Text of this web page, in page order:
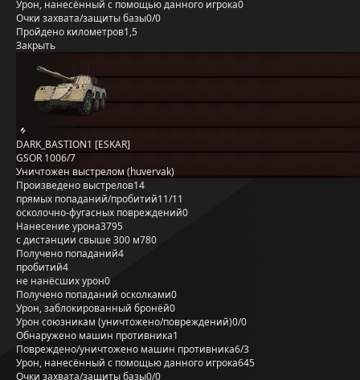
Урон, нанесённый с помощью данного игрока0
Очки захвата/защиты базы0/0
Пройдено километров1,5
Закрыть
DARK_BASTION1 [ESKAR]
GSOR 1006/7
Уничтожен выстрелом (huvervak)
Произведено выстрелов14
прямых попаданий/пробитий11/11
осколочно-фугасных повреждений0
Нанесение урона3795
с дистанции свыше 300 м780
Получено попаданий4
пробитий4
не нанёсших урон0
Получено попаданий осколками0
Урон, заблокированный бронёй0
Урон союзникам (уничтожено/повреждений)0/0
Обнаружено машин противника1
Повреждено/уничтожено машин противника6/3
Урон, нанесённый с помощью данного игрока645
Очки захвата/защиты базы0/0